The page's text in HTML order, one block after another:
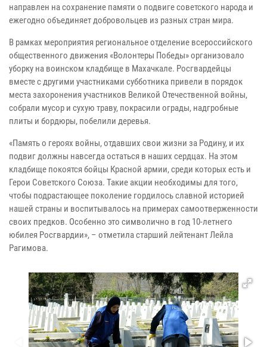
направлен на сохранение памяти о подвиге советского народа и
ежегодно объединяет добровольцев из разных стран мира.
В рамках мероприятия региональное отделение всероссийского
общественного движения «Волонтеры Победы» организовало
уборку на воинском кладбище в Махачкале. Росгвардейцы
вместе с другими участниками субботника привели в порядок
места захоронения участников Великой Отечественной войны,
собрали мусор и сухую траву, покрасили ограды, надгробные
плиты и бордюры, побелили деревья.
«Память о героях войны, отдавших свои жизни за Родину, и их
подвиг должны навсегда остаться в наших сердцах. На этом
кладбище покоятся бойцы Красной армии, среди которых есть и
Герои Советского Союза. Такие акции необходимы для того,
чтобы подрастающее поколение гордилось славной историей
нашей страны и воспитывалось на примерах самоотверженности
своих предков. Особенно это символично в год 10-летнего
юбилея Росгвардии», – отметила старший лейтенант Лейла
Рагимова.